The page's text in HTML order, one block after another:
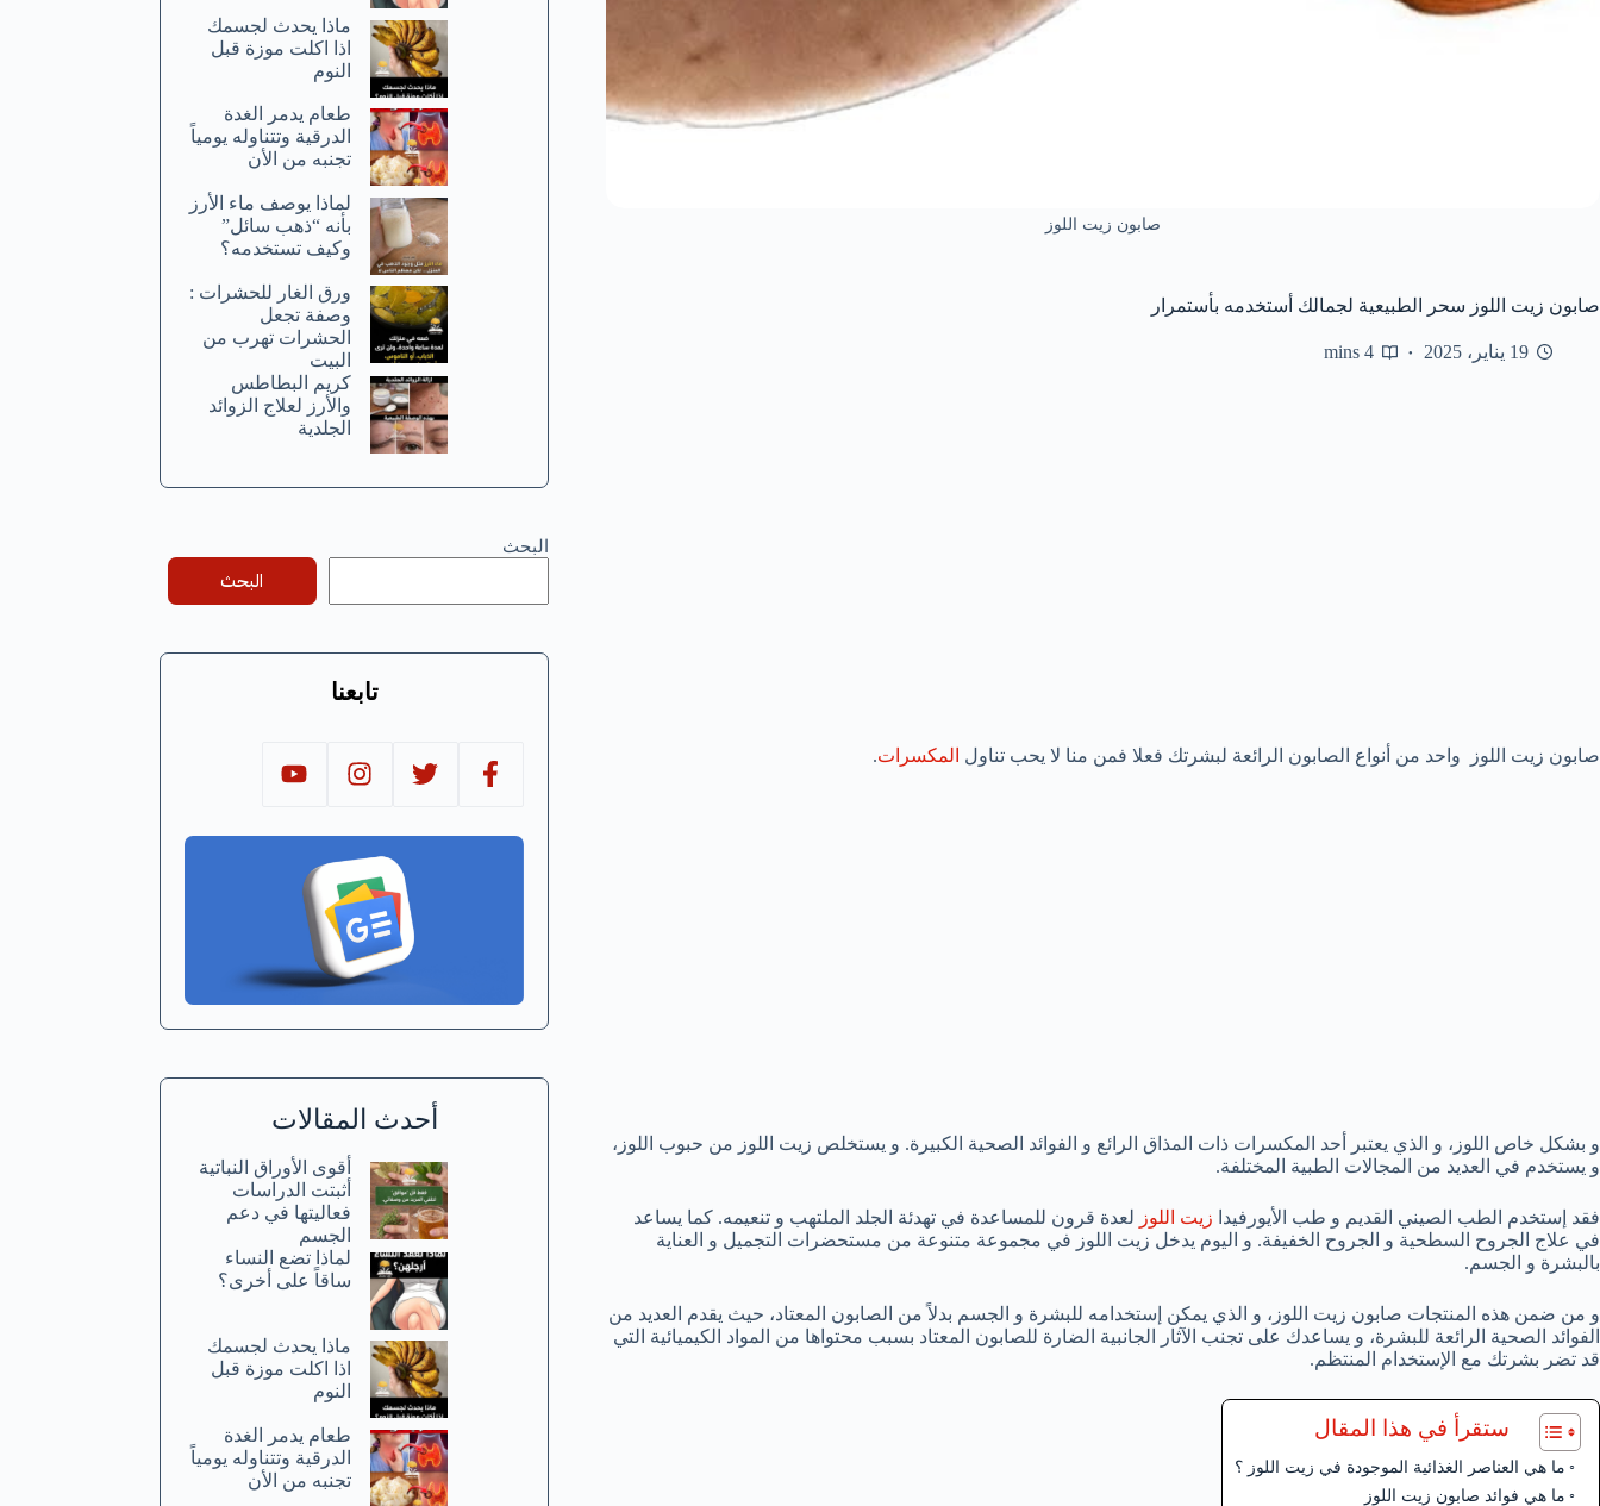
صابون زيت اللوز
صابون زيت اللوز سحر الطبيعية لجمالك أستخدمه بأستمرار
19 يناير، 2025 4 mins
صابون زيت اللوز واحد من أنواع الصابون الرائعة لبشرتك فعلا فمن منا لا يحب تناول المكسرات.
و بشكل خاص اللوز، و الذي يعتبر أحد المكسرات ذات المذاق الرائع و الفوائد الصحية الكبيرة. و يستخلص زيت اللوز من حبوب اللوز،
و يستخدم في العديد من المجالات الطبية المختلفة.
فقد إستخدم الطب الصيني القديم و طب الأيورفيدا زيت اللوز لعدة قرون للمساعدة في تهدئة الجلد الملتهب و تنعيمه. كما يساعد
في علاج الجروح السطحية و الجروح الخفيفة. و اليوم يدخل زيت اللوز في مجموعة متنوعة من مستحضرات التجميل و العناية
بالبشرة و الجسم.
و من ضمن هذه المنتجات صابون زيت اللوز، و الذي يمكن إستخدامه للبشرة و الجسم بدلاً من الصابون المعتاد، حيث يقدم العديد من
الفوائد الصحية الرائعة للبشرة، و يساعدك على تجنب الآثار الجانبية الضارة للصابون المعتاد بسبب محتواها من المواد الكيميائية التي
قد تضر بشرتك مع الإستخدام المنتظم.
ستقرأ في هذا المقال
ما هي العناصر الغذائية الموجودة في زيت اللوز ؟
ما هي فوائد صابون زيت اللوز
ماذا يحدث لجسمك
اذا اكلت موزة قبل
النوم
طعام يدمر الغدة
الدرقية وتتناوله يومياً
تجنبه من الأن
لماذا يوصف ماء الأرز
بأنه “ذهب سائل”
وكيف تستخدمه؟
ورق الغار للحشرات :
وصفة تجعل
الحشرات تهرب من
البيت
كريم البطاطس
والأرز لعلاج الزوائد
الجلدية
البحث
البحث
تابعنا
أحدث المقالات
أقوى الأوراق النباتية
أثبتت الدراسات
فعاليتها في دعم
الجسم
لماذا تضع النساء
ساقاً على أخرى؟
ماذا يحدث لجسمك
اذا اكلت موزة قبل
النوم
طعام يدمر الغدة
الدرقية وتتناوله يومياً
تجنبه من الأن